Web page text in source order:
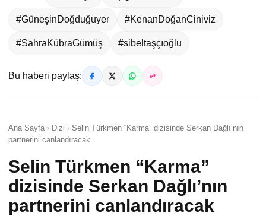
#GüneşinDoğduğuyer #KenanDoğanCiniviz
#SahraKübraGümüş #sibeltaşçıoğlu
Bu haberi paylaş:
Ana Sayfa › Dizi › Selin Türkmen “Karma” dizisinde Serkan Dağlı’nın
partnerini canlandıracak
Selin Türkmen “Karma”
dizisinde Serkan Dağlı’nın
partnerini canlandıracak